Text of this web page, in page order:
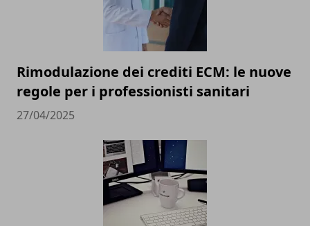
Rimodulazione dei crediti ECM: le nuove
regole per i professionisti sanitari
27/04/2025